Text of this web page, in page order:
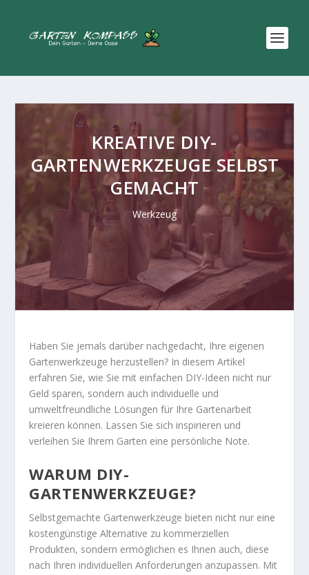
KREATIVE DIY-
GARTENWERKZEUGE SELBST
GEMACHT
Werkzeug
Haben Sie jemals darüber nachgedacht, Ihre eigenen
Gartenwerkzeuge herzustellen? In diesem Artikel
erfahren Sie, wie Sie mit einfachen DIY-Ideen nicht nur
Geld sparen, sondern auch individuelle und
umweltfreundliche Lösungen für Ihre Gartenarbeit
kreieren können. Lassen Sie sich inspirieren und
verleihen Sie Ihrem Garten eine persönliche Note.
WARUM DIY-
GARTENWERKZEUGE?
Selbstgemachte Gartenwerkzeuge bieten nicht nur eine
kostengünstige Alternative zu kommerziellen
Produkten, sondern ermöglichen es Ihnen auch, diese
nach Ihren individuellen Anforderungen anzupassen. Mit